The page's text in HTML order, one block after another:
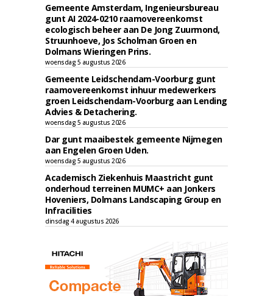
Gemeente Amsterdam, Ingenieursbureau
gunt AI 2024-0210 raamovereenkomst
ecologisch beheer aan De Jong Zuurmond,
Struunhoeve, Jos Scholman Groen en
Dolmans Wieringen Prins.
woensdag 5 augustus 2026
Gemeente Leidschendam-Voorburg gunt
raamovereenkomst inhuur medewerkers
groen Leidschendam-Voorburg aan Lending
Advies & Detachering.
woensdag 5 augustus 2026
Dar gunt maaibestek gemeente Nijmegen
aan Engelen Groen Uden.
woensdag 5 augustus 2026
Academisch Ziekenhuis Maastricht gunt
onderhoud terreinen MUMC+ aan Jonkers
Hoveniers, Dolmans Landscaping Group en
Infracilities
dinsdag 4 augustus 2026